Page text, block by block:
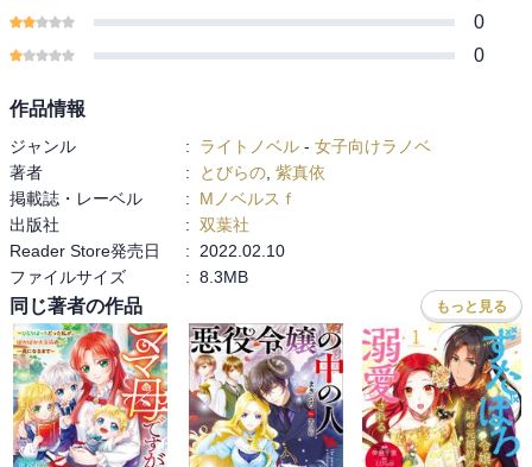
0
0
作品情報
ジャンル : ライトノベル - 女子向けラノベ
著者
: とびらの 紫真依
掲載誌・レーベル
:
Mノベルスｆ
出版社
: 双葉社
Reader Store発売日
:
2022.02.10
ファイルサイズ
: 8.3MB
同じ著者の作品 もっと見る